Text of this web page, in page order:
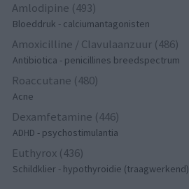
Amlodipine (493)
Bloeddruk - calciumantagonisten
Amoxicilline / Clavulaanzuur (486)
Antibiotica - penicillines breedspectrum
Roaccutane (480)
Acne
Dexamfetamine (446)
ADHD - psychostimulantia
Euthyrox (436)
Schildklier - hypothyroidie (traagwerkend)